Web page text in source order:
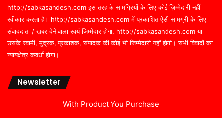
http://sabkasandesh.com इस तरह के सामग्रियों के लिए कोई ज़िम्मेदारी नहीं
स्वीकार करता है। http://sabkasandesh.com में प्रकाशित ऐसी सामग्री के लिए
संवाददाता / खबर देने वाला स्वयं जिम्मेदार होगा, http://sabkasandesh.com या
उसके स्वामी, मुद्रक, प्रकाशक, संपादक की कोई भी जिम्मेदारी नहीं होगी। सभी विवादों का
न्यायक्षेत्र कवर्धा होगा।
Newsletter
With Product You Purchase